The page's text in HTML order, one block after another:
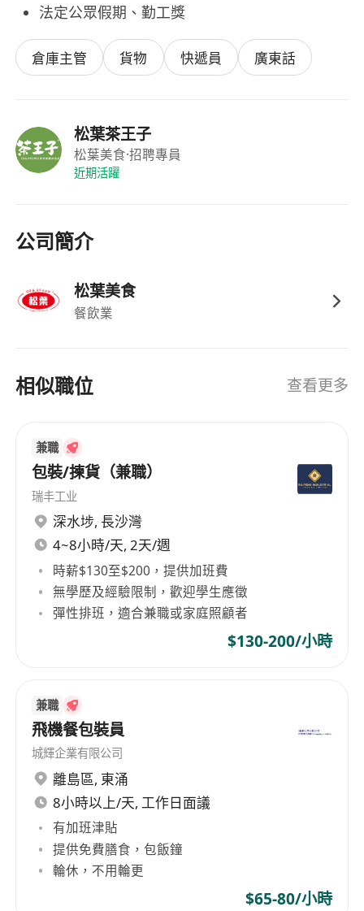
法定公眾假期、勤工獎
倉庫主管 貨物 快遞員 廣東話
松葉茶王子
松葉美食·招聘專員
近期活躍
公司簡介
松葉美食
餐飲業
相似職位 查看更多
兼職
包裝/揀貨（兼職）
瑞丰工业
深水埗, 長沙灣
4~8小時/天, 2天/週
時薪$130至$200，提供加班費
無學歷及經驗限制，歡迎學生應徵
彈性排班，適合兼職或家庭照顧者
$130-200/小時
兼職
飛機餐包裝員
城輝企業有限公司
離島區, 東涌
8小時以上/天, 工作日面議
有加班津貼
提供免費膳食，包飯鐘
輪休，不用輪更
$65-80/小時